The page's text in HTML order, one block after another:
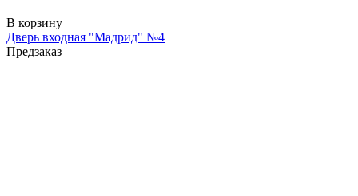
В корзину
Дверь входная "Мадрид" №4
Предзаказ